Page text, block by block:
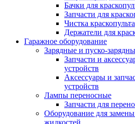
Бачки для
Запчасти для
Чистка краскопульта
Держатели для
Гаражное оборудование
Зарядные и пуско-
Запчасти и
устройств
Аксессуары и
устройств
Лампы переносные
Запчасти для
Оборудование для
жидкостей